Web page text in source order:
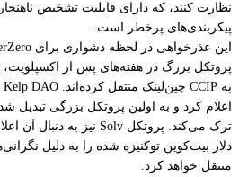
نظارت کنند، که دارای قابلیت تشخیص
پیکربندی‌های پرخطر است.
پروتکل بزرگ در هفته‌های پس از
منتقل خواهد کرد.